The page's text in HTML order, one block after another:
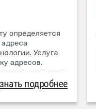
определяется
Услуга
адресов.
подробнее